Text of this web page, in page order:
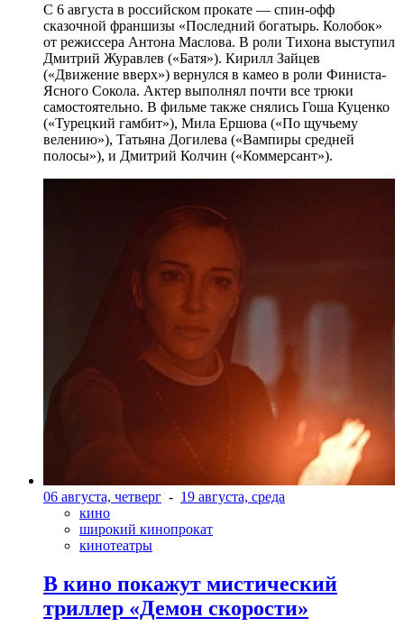
С 6 августа в российском прокате — спин-офф
сказочной франшизы «Последний богатырь. Колобок»
от режиссера Антона Маслова. В роли Тихона выступил
Дмитрий Журавлев («Батя»). Кирилл Зайцев
(«Движение вверх») вернулся в камео в роли Финиста-
Ясного Сокола. Актер выполнял почти все трюки
самостоятельно. В фильме также снялись Гоша Куценко
(«Турецкий гамбит»), Мила Ершова («По щучьему
велению»), Татьяна Догилева («Вампиры средней
полосы»), и Дмитрий Колчин («Коммерсант»).
06 августа, четверг - 19 августа, среда
кино
широкий кинопрокат
кинотеатры
В кино покажут мистический
триллер «Демон скорости»